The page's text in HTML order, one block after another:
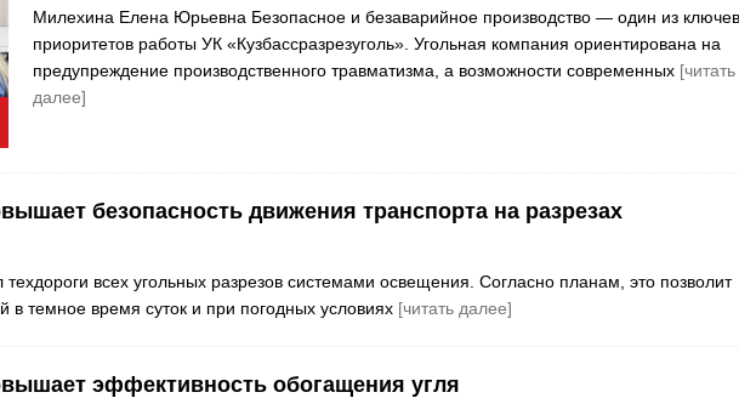
Милехина Елена Юрьевна Безопасное и безаварийное производство — один из
приоритетов работы УК «Кузбассразрезуголь». Угольная компания ориентирована на
предупреждение производственного травматизма, а возможности современных [читать
далее]
безопасность движения транспорта на разрезах
техдороги всех угольных разрезов системами освещения. Согласно планам, это позволит
в темное время суток и при погодных условиях [читать далее]
эффективность обогащения угля